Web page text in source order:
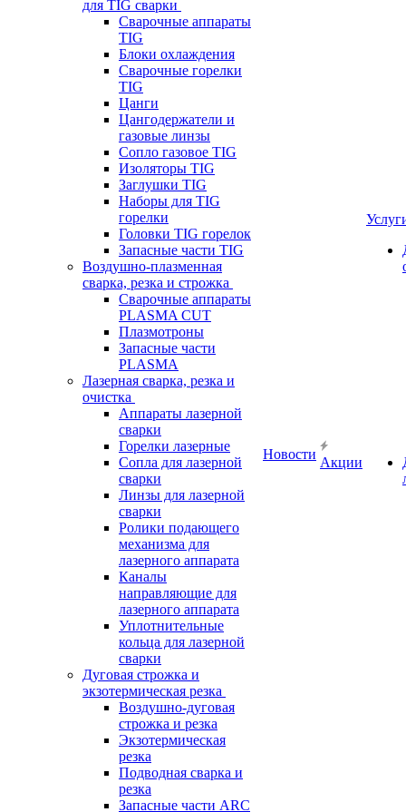
для TIG сварки
Сварочные аппараты
TIG
Блоки охлаждения
Сварочные горелки
TIG
Цанги
Цангодержатели и
газовые линзы
Сопло газовое TIG
Изоляторы TIG
Заглушки TIG
Наборы для TIG
горелки
Головки TIG горелок
Запасные части TIG
Воздушно-плазменная
сварка, резка и строжка
Сварочные аппараты
PLASMA CUT
Плазмотроны
Запасные части
PLASMA
Лазерная сварка, резка и
очистка
Аппараты лазерной
сварки
Горелки лазерные
Сопла для лазерной
сварки
Линзы для лазерной
сварки
Ролики подающего
механизма для
лазерного аппарата
Каналы
направляющие для
лазерного аппарата
Уплотнительные
кольца для лазерной
сварки
Дуговая строжка и
экзотермическая резка
Воздушно-дуговая
строжка и резка
Экзотермическая
резка
Подводная сварка и
резка
Запасные части ARC
Новости
Акции